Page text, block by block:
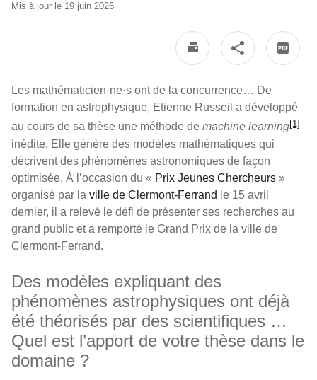
Mis à jour le 19 juin 2026
Les mathématicien·ne·s ont de la concurrence… De
formation en astrophysique, Etienne Russeil a développé
au cours de sa thèse une méthode de machine learning[1]
inédite. Elle génère des modèles mathématiques qui
décrivent des phénomènes astronomiques de façon
optimisée. À l’occasion du « Prix Jeunes Chercheurs »
organisé par la ville de Clermont-Ferrand le 15 avril
dernier, il a relevé le défi de présenter ses recherches au
grand public et a remporté le Grand Prix de la ville de
Clermont-Ferrand.
Des modèles expliquant des
phénomènes astrophysiques ont déjà
été théorisés par des scientifiques …
Quel est l’apport de votre thèse dans le
domaine ?